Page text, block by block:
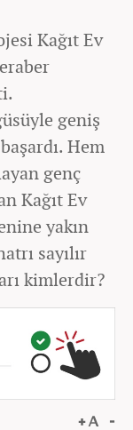
Kağıt Ev
geniş
Hem
genç
Kağıt Ev
yakın
sayılır
kimlerdir?